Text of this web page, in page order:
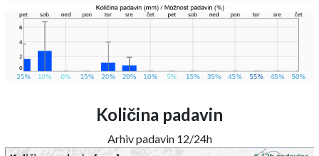
Količina padavin
Arhiv padavin 12/24h